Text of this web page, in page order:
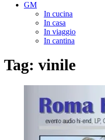
GM
In cucina
In casa
In viaggio
In cantina
Tag: vinile